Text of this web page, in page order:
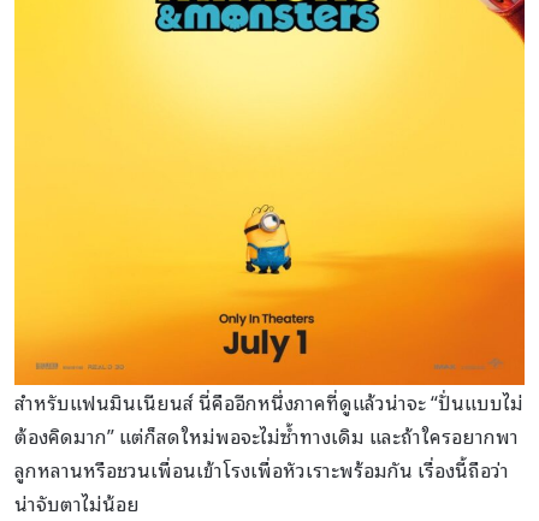
สำหรับแฟนมินเนียนส์ นี่คืออีกหนึ่งภาคที่ดูแล้วน่าจะ “ปั่นแบบไม่
ต้องคิดมาก” แต่ก็สดใหม่พอจะไม่ซ้ำทางเดิม และถ้าใครอยากพา
ลูกหลานหรือชวนเพื่อนเข้าโรงเพื่อหัวเราะพร้อมกัน เรื่องนี้ถือว่า
น่าจับตาไม่น้อย